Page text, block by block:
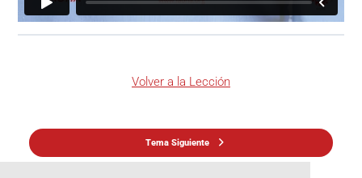
Volver a la Lección
Tema Siguiente